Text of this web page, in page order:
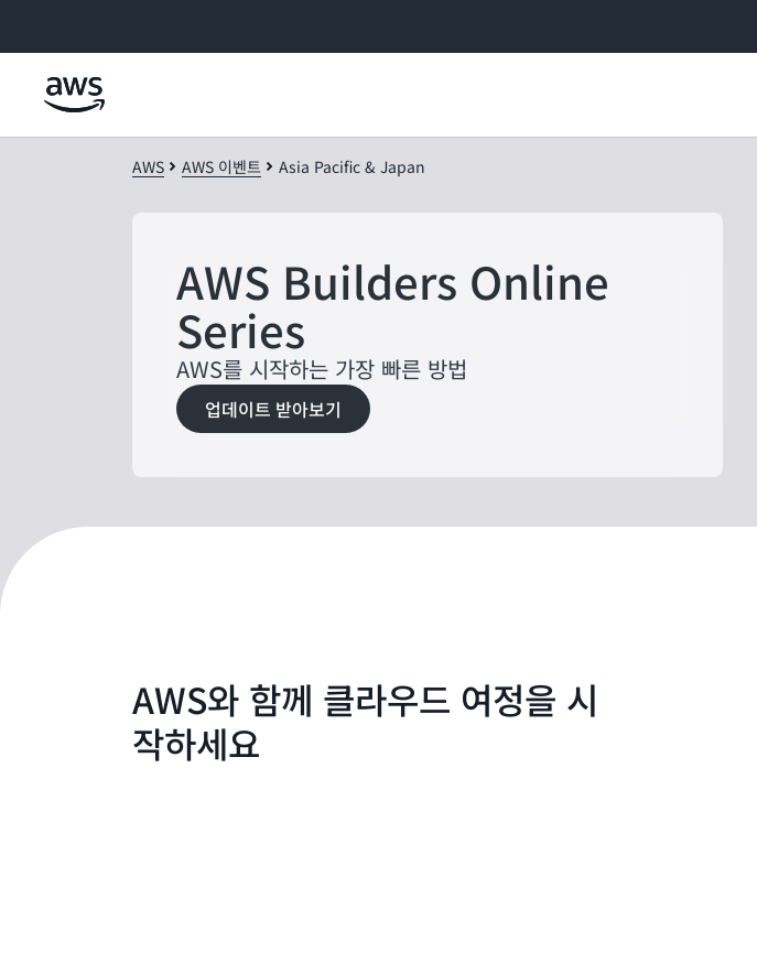
AWS AWS 이벤트 Asia Pacific & Japan
AWS Builders Online
Series
AWS를 시작하는 가장 빠른 방법
업데이트 받아보기
AWS와 함께 클라우드 여정을 시
작하세요